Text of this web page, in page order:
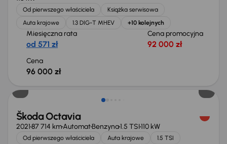
Od pierwszego właściciela
Książka serwisowa
Auta krajowe
1.3 DIG-T MHEV +10 kolejnych
Miesięczna rata
od 571 zł
Cena promocyjna
92 000 zł
Cena
96 000 zł
Możliwość odliczenia VAT
Škoda Octavia
202187 714 kmAutomatBenzyna1.5 TSI110 kW
Od pierwszego właściciela Auta krajowe
1.5 TSI